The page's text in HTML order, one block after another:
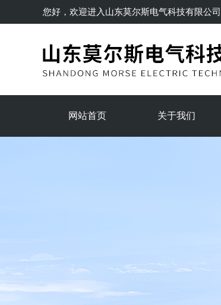
您好，欢迎进入 山东莫尔斯电气科技有限公司
网站首页 关于我们